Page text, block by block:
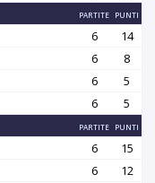
PARTITE PUNTI
6
14
6
8
6
5
6 5
PARTITE PUNTI
6
15
6
12